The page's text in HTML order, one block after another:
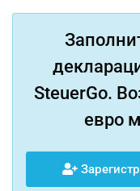
SteuerGo.
евро